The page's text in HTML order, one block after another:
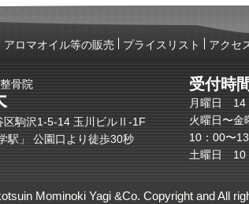
アロマオイル等の販売 プライスリスト アクセ
骨院
区駒沢1-5-14 玉川ビルⅡ-1F
駅」 公園口より徒歩30秒
受付時間
月曜日 14
火曜日〜金
10：00〜
土曜日 10
Mominoki Yagi &Co. Copyright and All